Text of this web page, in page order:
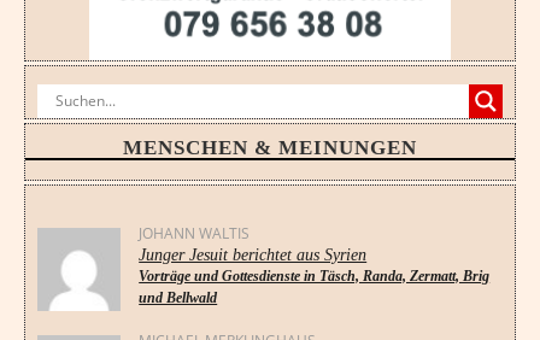
MENSCHEN & MEINUNGEN
JOHANN WALTIS
Junger Jesuit berichtet aus Syrien
Vorträge und Gottesdienste in Täsch, Randa, Zermatt, Brig
und Bellwald